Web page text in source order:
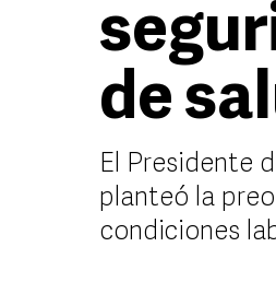
de
El Presidente
planteó la
condiciones